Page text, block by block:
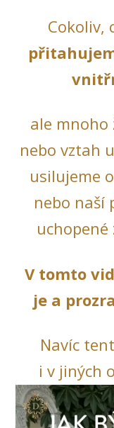
Cokoliv,
ale mnoho
nebo vztah
usilujeme
nebo naší
V tomto
je a
Navíc
i v jiných